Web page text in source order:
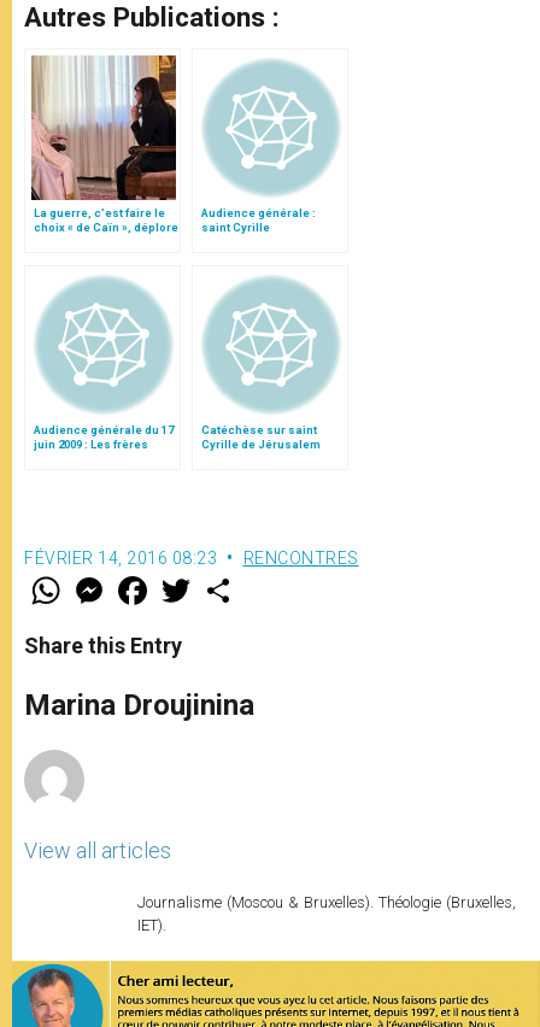
Autres Publications :
La guerre, c’est faire le
choix « de Caïn », déplore
Audience générale :
saint Cyrille
Audience générale du 17
juin 2009 : Les frères
Catéchèse sur saint
Cyrille de Jérusalem
FÉVRIER 14, 2016 08:23 RENCONTRES
W
t
s
p
p
M
e
s
e
g
e
F
a
e
b
o
k
w
r
Share this Entry
Marina Droujinina
View all articles
Journalisme (Moscou & Bruxelles). Théologie (Bruxelles,
IET).